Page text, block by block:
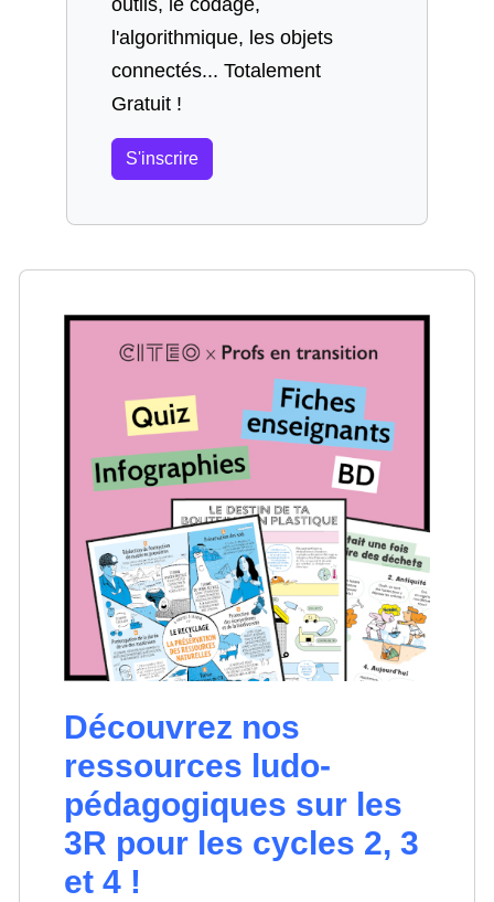
l'algorithmique, les objets
connectés... Totalement
Gratuit !
S'inscrire
Découvrez nos
ressources ludo-
pédagogiques sur les
3R pour les cycles 2, 3
et 4 !